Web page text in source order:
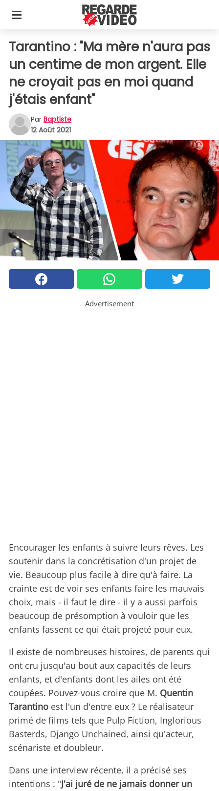
Tarantino : "Ma mère n'aura pas
un centime de mon argent. Elle
ne croyait pas en moi quand
j'étais enfant"
Par Baptiste
12 Août 2021
Advertisement
Encourager les enfants à suivre leurs rêves. Les
soutenir dans la concrétisation d'un projet de
vie. Beaucoup plus facile à dire qu'à faire. La
crainte est de voir ses enfants faire les mauvais
choix, mais - il faut le dire - il y a aussi parfois
beaucoup de présomption à vouloir que les
enfants fassent ce qui était projeté pour eux.
Il existe de nombreuses histoires, de parents qui
ont cru jusqu'au bout aux capacités de leurs
enfants, et d'enfants dont les ailes ont été
coupées. Pouvez-vous croire que M. Quentin
Tarantino est l'un d'entre eux ? Le réalisateur
primé de films tels que Pulp Fiction, Inglorious
Basterds, Django Unchained, ainsi qu'acteur,
scénariste et doubleur.
Dans une interview récente, il a précisé ses
intentions : "J'ai juré de ne jamais donner un